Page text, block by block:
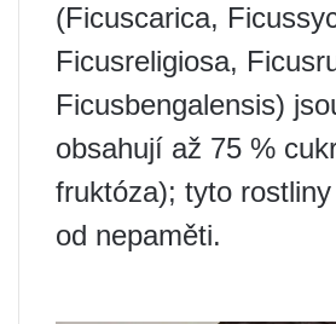
(Ficuscarica,
Ficusreligiosa,
Ficusbengalensis)
obsahují až 75 %
fruktóza); tyto
od nepaměti.